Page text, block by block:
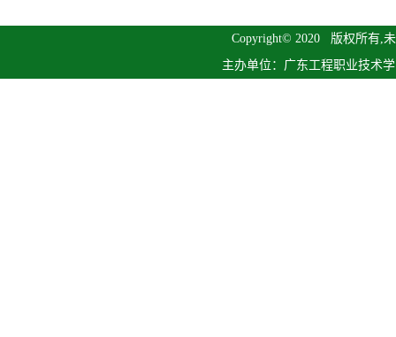
Copyright© 2020 版权所有,
主办单位：广东工程职业技术